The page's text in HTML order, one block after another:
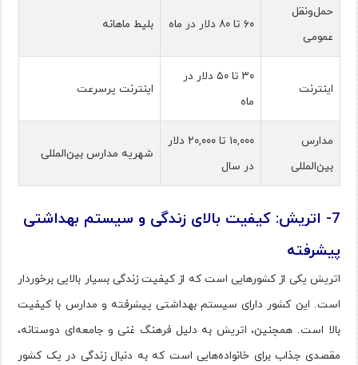
حمل‌ونقل
عمومی
۶۰ تا ۸۰ دلار در ماه بلیط ماهانه
اینترنت
۳۰ تا ۵۰ دلار در
ماه
اینترنت پرسرعت
مدارس
بین‌المللی
۱۰,۰۰۰ تا ۲۰,۰۰۰ دلار
در سال
شهریه مدارس بین‌المللی
7- اتریش: کیفیت بالای زندگی و سیستم بهداشتی
پیشرفته
اتریش یکی از کشورهایی است که از کیفیت زندگی بسیار بالایی برخوردار
است. این کشور دارای سیستم بهداشتی پیشرفته و مدارس با کیفیت
بالا است. همچنین، اتریش به دلیل فرهنگ غنی و جامعه‌ای دوستانه،
مقصدی جذاب برای خانواده‌هایی است که به دنبال زندگی در یک کشور